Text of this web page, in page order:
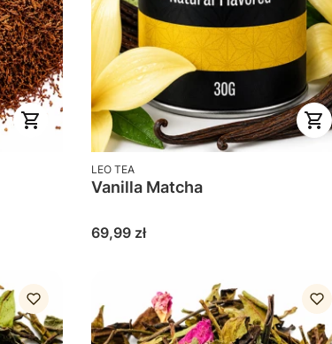
PRODUCENT
LEO TEA
Vanilla Matcha
Cena
69,99 zł